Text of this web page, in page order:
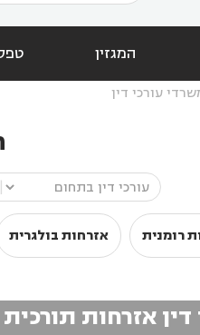
המגזין
עורכי דין
רומנית אזרחות בולגרית
דין אזרחות